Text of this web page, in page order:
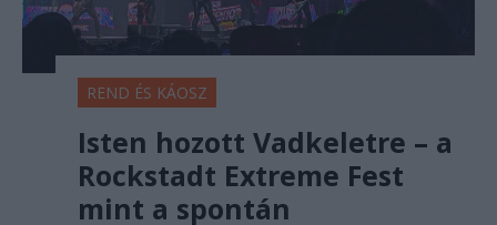
REND ÉS KÁOSZ
Isten hozott Vadkeletre – a
Rockstadt Extreme Fest
mint a spontán